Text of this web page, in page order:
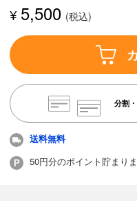
¥ 5,500
分割
送料無料
50円分のポイント貯まり